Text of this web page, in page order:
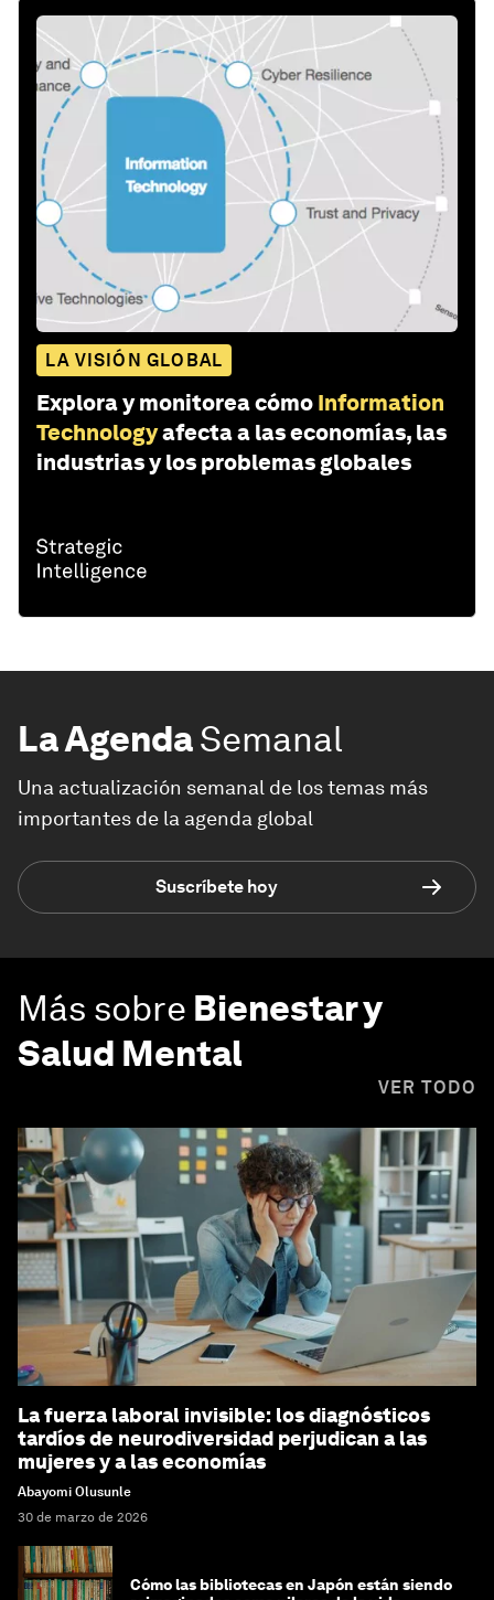
LA VISIÓN GLOBAL
Explora y monitorea cómo Information
Technologyafecta a las economías, las
industrias y los problemas globales
La AgendaSemanal
Una actualización semanal de los temas más
importantes de la agenda global
Suscríbete hoy
Más sobre Bienestar y
Salud Mental
VER TODO
La fuerza laboral invisible: los diagnósticos
tardíos de neurodiversidad perjudican a las
mujeres y a las economías
Abayomi Olusunle
30 de marzo de 2026
Cómo las bibliotecas en Japón están siendo